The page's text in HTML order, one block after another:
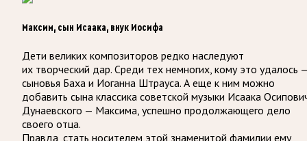
Максим, сын Исаака, внук Иосифа
Дети великих композиторов редко наследуют
их творческий дар. Среди тех немногих, кому это удалось
сыновья Баха и Иоганна Штрауса. А еще к ним можно
добавить сына классика советской музыки Исаака
Дунаевского — Максима, успешно продолжающего дело
своего отца.
Правда, стать носителем этой знаменитой фамилии ему